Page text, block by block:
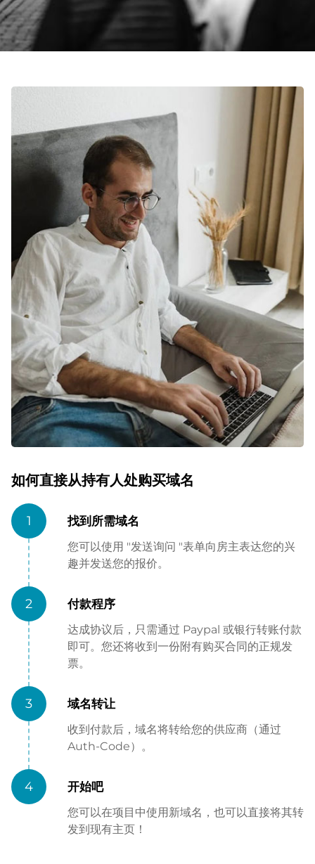
如何直接从持有人处购买域名
1 找到所需域名
您可以使用 "发送询问 "表单向房主表达您的兴
趣并发送您的报价。
2 付款程序
达成协议后，只需通过 Paypal 或银行转账付款
即可。您还将收到一份附有购买合同的正规发
票。
3 域名转让
收到付款后，域名将转给您的供应商（通过
Auth-Code）。
4 开始吧
您可以在项目中使用新域名，也可以直接将其转
发到现有主页！